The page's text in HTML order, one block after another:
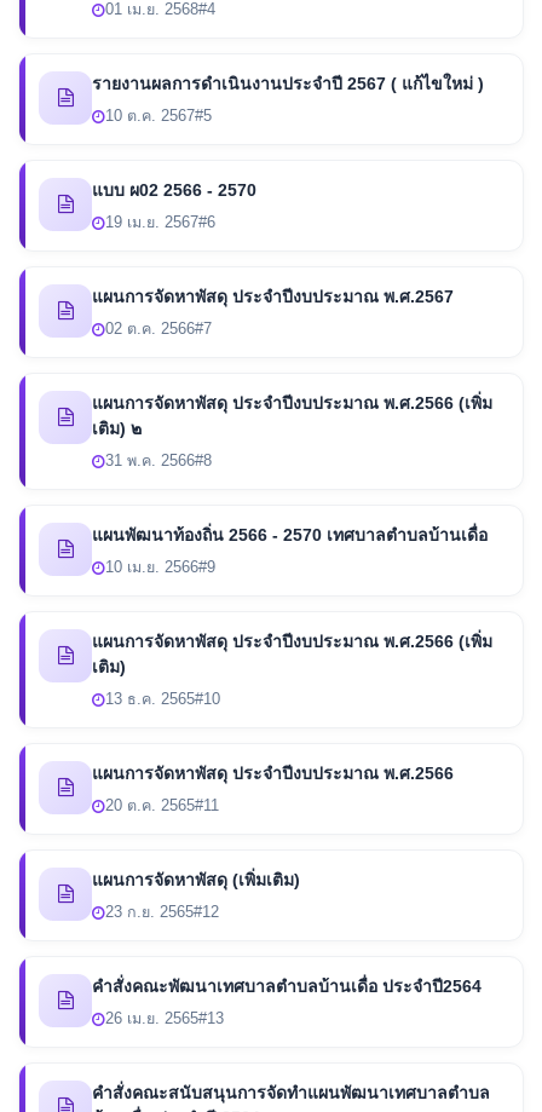
01 เม.ย. 2568#4
รายงานผลการดำเนินงานประจำปี 2567 ( แก้ไขใหม่ )
10 ต.ค. 2567#5
แบบ ผ02 2566 - 2570
19 เม.ย. 2567#6
แผนการจัดหาพัสดุ ประจำปีงบประมาณ พ.ศ.2567
02 ต.ค. 2566#7
แผนการจัดหาพัสดุ ประจำปีงบประมาณ พ.ศ.2566 (เพิ่ม
เติม) ๒
31 พ.ค. 2566#8
แผนพัฒนาท้องถิ่น 2566 - 2570 เทศบาลตำบลบ้านเดื่อ
10 เม.ย. 2566#9
แผนการจัดหาพัสดุ ประจำปีงบประมาณ พ.ศ.2566 (เพิ่ม
เติม)
13 ธ.ค. 2565#10
แผนการจัดหาพัสดุ ประจำปีงบประมาณ พ.ศ.2566
20 ต.ค. 2565#11
แผนการจัดหาพัสดุ (เพิ่มเติม)
23 ก.ย. 2565#12
คำสั่งคณะพัฒนาเทศบาลตำบลบ้านเดื่อ ประจำปี2564
26 เม.ย. 2565#13
คำสั่งคณะสนับสนุนการจัดทำแผนพัฒนาเทศบาลตำบล